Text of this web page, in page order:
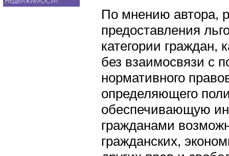
По мнению автора,
предоставления
категории граждан,
без взаимосвязи с
нормативного
определяющего
обеспечивающую
гражданами
гражданских,